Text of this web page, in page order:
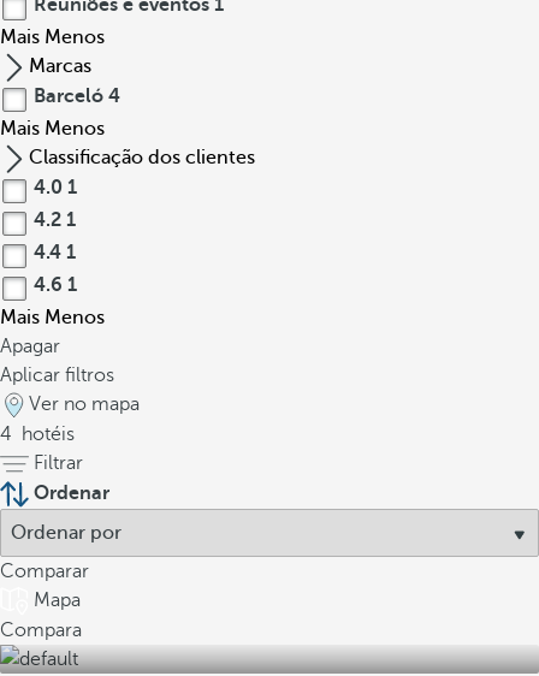
Reuniões e eventos 1
Mais Menos
Marcas
Barceló 4
Mais Menos
Classificação dos clientes
4.0 1
4.2 1
4.4 1
4.6 1
Mais Menos
Apagar
Aplicar filtros
Ver no mapa
4
hotéis
Filtrar
Ordenar
Comparar
Mapa
Compara